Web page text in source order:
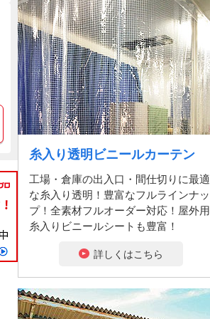
糸入り透明ビニールカーテン
工場・倉庫の出入口・間仕切りに最適
な糸入り透明！豊富なフルラインナッ
プ！全素材フルオーダー対応！屋外用
糸入りビニールシートも豊富！
詳しくはこちら